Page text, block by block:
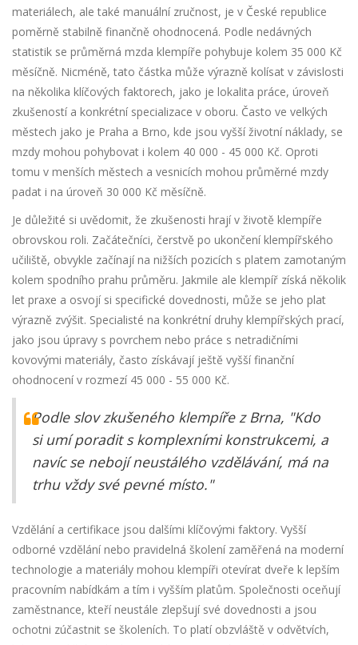
materiálech, ale také manuální zručnost, je v České republice
poměrně stabilně finančně ohodnocená. Podle nedávných
statistik se průměrná mzda klempíře pohybuje kolem 35 000 Kč
měsíčně. Nicméně, tato částka může výrazně kolísat v závislosti
na několika klíčových faktorech, jako je lokalita práce, úroveň
zkušeností a konkrétní specializace v oboru. Často ve velkých
městech jako je Praha a Brno, kde jsou vyšší životní náklady, se
mzdy mohou pohybovat i kolem 40 000 - 45 000 Kč. Oproti
tomu v menších městech a vesnicích mohou průměrné mzdy
padat i na úroveň 30 000 Kč měsíčně.
Je důležité si uvědomit, že zkušenosti hrají v životě klempíře
obrovskou roli. Začátečníci, čerstvě po ukončení klempířského
učiliště, obvykle začínají na nižších pozicích s platem zamotaným
kolem spodního prahu průměru. Jakmile ale klempíř získá několik
let praxe a osvojí si specifické dovednosti, může se jeho plat
výrazně zvýšit. Specialisté na konkrétní druhy klempířských prací,
jako jsou úpravy s povrchem nebo práce s netradičními
kovovými materiály, často získávají ještě vyšší finanční
ohodnocení v rozmezí 45 000 - 55 000 Kč.
Podle slov zkušeného klempíře z Brna, "Kdo
si umí poradit s komplexními konstrukcemi, a
navíc se nebojí neustálého vzdělávání, má na
trhu vždy své pevné místo."
Vzdělání a certifikace jsou dalšími klíčovými faktory. Vyšší
odborné vzdělání nebo pravidelná školení zaměřená na moderní
technologie a materiály mohou klempíři otevírat dveře k lepším
pracovním nabídkám a tím i vyšším platům. Společnosti oceňují
zaměstnance, kteří neustále zlepšují své dovednosti a jsou
ochotni zúčastnit se školeních. To platí obzvláště v odvětvích,